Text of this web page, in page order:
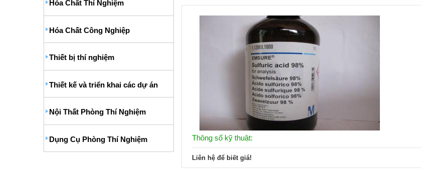
Hóa Chất Thí Nghiệm
Hóa Chất Công Nghiệp
Thiết bị thí nghiệm
Thiết kế và triển khai các dự án
Nội Thất Phòng Thí Nghiệm
Dụng Cụ Phòng Thí Nghiệm Thông số kỹ thuật:
Liên hệ để biết giá!